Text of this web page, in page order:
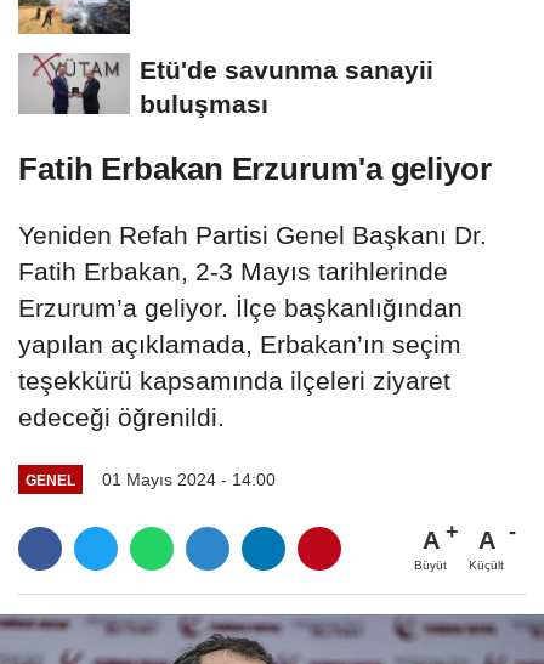
Etü'de savunma sanayii
buluşması
Fatih Erbakan Erzurum'a geliyor
Yeniden Refah Partisi Genel Başkanı Dr.
Fatih Erbakan, 2-3 Mayıs tarihlerinde
Erzurum’a geliyor. İlçe başkanlığından
yapılan açıklamada, Erbakan’ın seçim
teşekkürü kapsamında ilçeleri ziyaret
edeceği öğrenildi.
GENEL 01 Mayıs 2024 - 14:00
A
Büyüt
A
Küçült